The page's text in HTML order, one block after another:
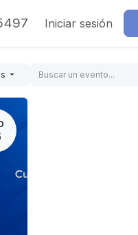
Iniciar sesión